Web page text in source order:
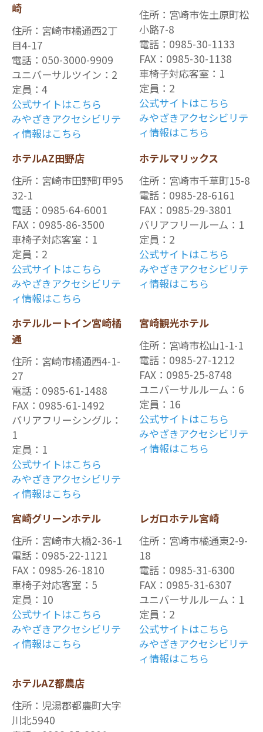
崎
住所：宮崎市橘通西2丁
目4-17
電話：050-3000-9909
ユニバーサルツイン：2
定員：4
公式サイトはこちら
みやざきアクセシビリテ
ィ情報はこちら
住所：宮崎市佐土原町松
小路7-8
電話：0985-30-1133
FAX：0985-30-1138
車椅子対応客室：1
定員：2
公式サイトはこちら
みやざきアクセシビリテ
ィ情報はこちら
ホテルAZ田野店
住所：宮崎市田野町甲95
32-1
電話：0985-64-6001
FAX：0985-86-3500
車椅子対応客室：1
定員：2
公式サイトはこちら
みやざきアクセシビリテ
ィ情報はこちら
ホテルマリックス
住所：宮崎市千草町15-8
電話：0985-28-6161
FAX：0985-29-3801
バリアフリールーム：1
定員：2
公式サイトはこちら
みやざきアクセシビリテ
ィ情報はこちら
ホテルルートイン宮崎橘
通
住所：宮崎市橘通西4-1-
27
電話：0985-61-1488
FAX：0985-61-1492
バリアフリーシングル：
1
定員：1
公式サイトはこちら
みやざきアクセシビリテ
ィ情報はこちら
宮崎観光ホテル
住所：宮崎市松山1-1-1
電話：0985-27-1212
FAX：0985-25-8748
ユニバーサルルーム：6
定員：16
公式サイトはこちら
みやざきアクセシビリテ
ィ情報はこちら
宮崎グリーンホテル
住所：宮崎市大橋2-36-1
電話：0985-22-1121
FAX：0985-26-1810
車椅子対応客室：5
定員：10
公式サイトはこちら
みやざきアクセシビリテ
ィ情報はこちら
レガロホテル宮崎
住所：宮崎市橘通東2-9-
18
電話：0985-31-6300
FAX：0985-31-6307
ユニバーサルルーム：1
定員：2
公式サイトはこちら
みやざきアクセシビリテ
ィ情報はこちら
ホテルAZ都農店
住所：児湯郡都農町大字
川北5940